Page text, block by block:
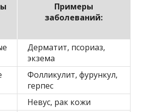
Примеры
заболеваний:
Дерматит, псориаз,
экзема
Фолликулит, фурункул,
герпес
Невус, рак кожи